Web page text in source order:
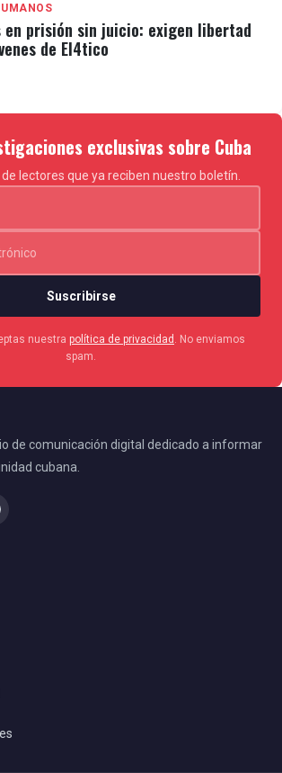
en prisión sin juicio: exigen libertad
de El4tico
exclusivas sobre Cuba
lectores que ya reciben nuestro boletín.
Suscribirse
nuestra política de privacidad . No enviamos
spam.
de comunicación digital dedicado a informar
cubana.